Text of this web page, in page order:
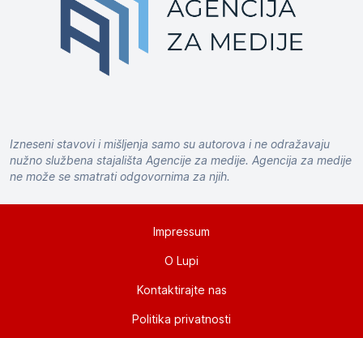
Izneseni stavovi i mišljenja samo su autorova i ne odražavaju
nužno službena stajališta Agencije za medije. Agencija za medije
ne može se smatrati odgovornima za njih.
Impressum
O Lupi
Kontaktirajte nas
Politika privatnosti